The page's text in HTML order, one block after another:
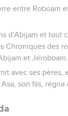
entre Roboam
d'Abijam et tout
Chroniques des
et Jéroboam.
avec ses pères,
son fils, régna